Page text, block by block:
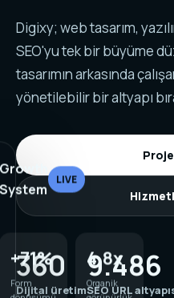
Digixy; web tasarım,
SEO'yu tek bir büyüme
tasarımın arkasında
yönetilebilir bir altyapı
360
Dijital üretim
9.486
SEO URL
Growth
System
LIVE
+71%
Form
dönüşümü
4.8x
Organik
görünürlük